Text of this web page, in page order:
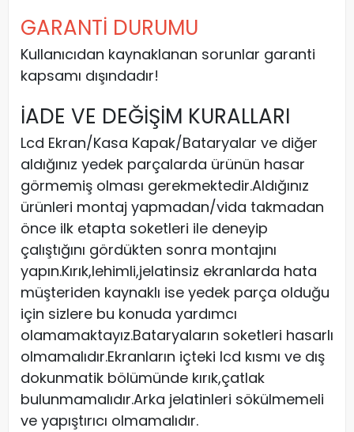
GARANTİ DURUMU
Kullanıcıdan kaynaklanan sorunlar garanti
kapsamı dışındadır!
İADE VE DEĞİŞİM KURALLARI
Lcd Ekran/Kasa Kapak/Bataryalar ve diğer
aldığınız yedek parçalarda ürünün hasar
görmemiş olması gerekmektedir.Aldığınız
ürünleri montaj yapmadan/vida takmadan
önce ilk etapta soketleri ile deneyip
çalıştığını gördükten sonra montajını
yapın.Kırık,lehimli,jelatinsiz ekranlarda hata
müşteriden kaynaklı ise yedek parça olduğu
için sizlere bu konuda yardımcı
olamamaktayız.Bataryaların soketleri hasarlı
olmamalıdır.Ekranların içteki lcd kısmı ve dış
dokunmatik bölümünde kırık,çatlak
bulunmamalıdır.Arka jelatinleri sökülmemeli
ve yapıştırıcı olmamalıdır.